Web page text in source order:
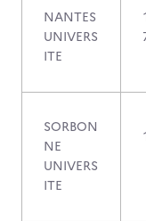
NANTES
UNIVERS
ITE
SORBON
NE
UNIVERS
ITE